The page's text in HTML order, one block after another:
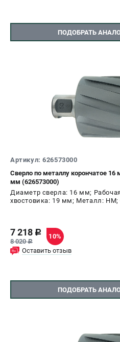
ПОДОБРАТЬ
Артикул: 626573000
Сверло по металлу корончатое 16
мм (626573000)
Диаметр сверла: 16 мм;
хвостовика: 19 мм; Металл:
7 218 c
8 020c
10%
Оставить отзыв
ПОДОБРАТЬ